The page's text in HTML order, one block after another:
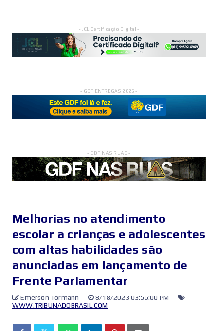
- JCL Certificação Digital -
- GDF ENTREGAS 2025 -
- GDF NAS RUAS -
Melhorias no atendimento
escolar a crianças e adolescentes
com altas habilidades são
anunciadas em lançamento de
Frente Parlamentar
Emerson Tormann
8/18/2023 03:56:00 PM
WWW.TRIBUNADOBRASIL.COM